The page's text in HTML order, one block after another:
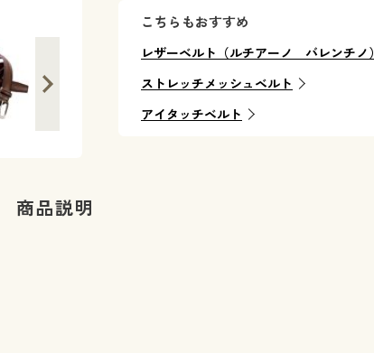
こちらもおすすめ
レザーベルト（ルチアーノ バレンチノ）
ストレッチメッシュベルト
アイタッチベルト
商品説明